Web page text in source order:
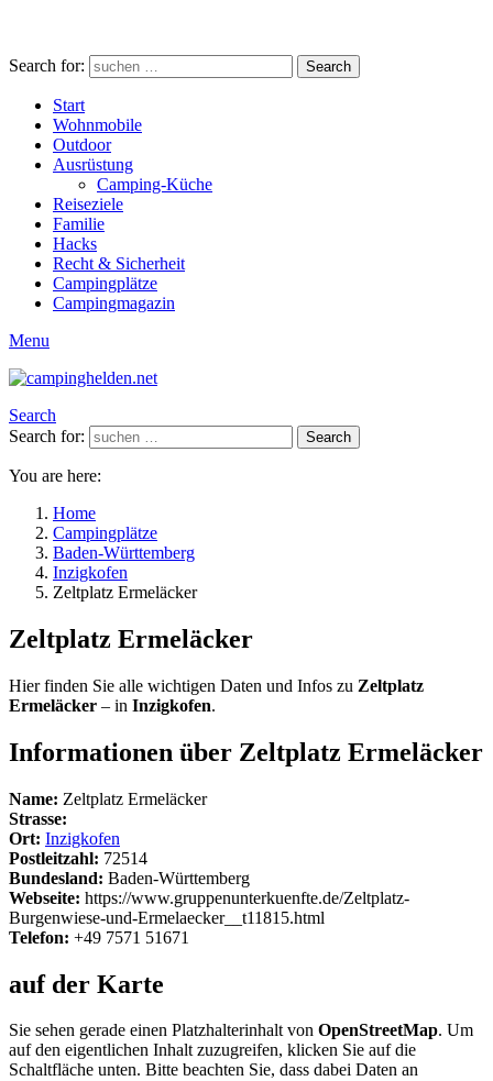
Search for: Search
Start
Wohnmobile
Outdoor
Ausrüstung
Camping-Küche
Reiseziele
Familie
Hacks
Recht & Sicherheit
Campingplätze
Campingmagazin
Menu
Search
Search for:
Search
You are here:
Home
Campingplätze
Baden-Württemberg
Inzigkofen
Zeltplatz Ermeläcker
Zeltplatz Ermeläcker
Hier finden Sie alle wichtigen Daten und Infos zu Zeltplatz
Ermeläcker – in Inzigkofen.
Informationen über Zeltplatz Ermeläcker
Name: Zeltplatz Ermeläcker
Strasse:
Ort: Inzigkofen
Postleitzahl: 72514
Bundesland: Baden-Württemberg
Webseite: https://www.gruppenunterkuenfte.de/Zeltplatz-
Burgenwiese-und-Ermelaecker__t11815.html
Telefon: +49 7571 51671
auf der Karte
Sie sehen gerade einen Platzhalterinhalt von OpenStreetMap. Um
auf den eigentlichen Inhalt zuzugreifen, klicken Sie auf die
Schaltfläche unten. Bitte beachten Sie, dass dabei Daten an